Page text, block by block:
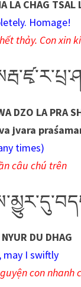
LA CHAG TSAL
Homage!
thảy. Con xin
DZO LA PRA
jvara
times)
câu chú trên
DU DHAG
may I swiftly
con nhanh